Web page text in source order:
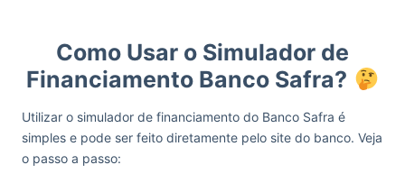
Como Usar o Simulador de
Financiamento Banco Safra?
Utilizar o simulador de financiamento do Banco Safra é
simples e pode ser feito diretamente pelo site do banco. Veja
o passo a passo: